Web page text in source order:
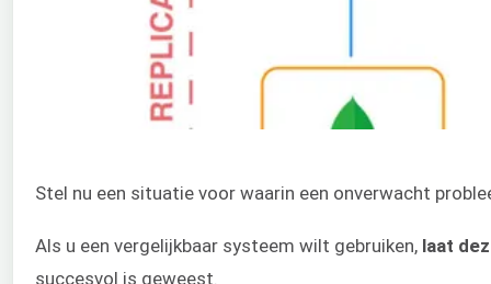
Stel nu een situatie voor waarin een onverwacht
Als u een vergelijkbaar systeem wilt gebruiken, laat
succesvol is geweest.